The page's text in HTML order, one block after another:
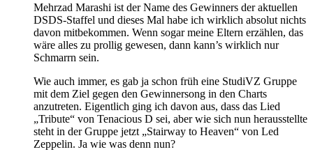
Mehrzad Marashi ist der Name des Gewinners der aktuellen
DSDS-Staffel und dieses Mal habe ich wirklich absolut nichts
davon mitbekommen. Wenn sogar meine Eltern erzählen, das
wäre alles zu prollig gewesen, dann kann’s wirklich nur
Schmarrn sein.
Wie auch immer, es gab ja schon früh eine StudiVZ Gruppe
mit dem Ziel gegen den Gewinnersong in den Charts
anzutreten. Eigentlich ging ich davon aus, dass das Lied
„Tribute“ von Tenacious D sei, aber wie sich nun herausstellte
steht in der Gruppe jetzt „Stairway to Heaven“ von Led
Zeppelin. Ja wie was denn nun?